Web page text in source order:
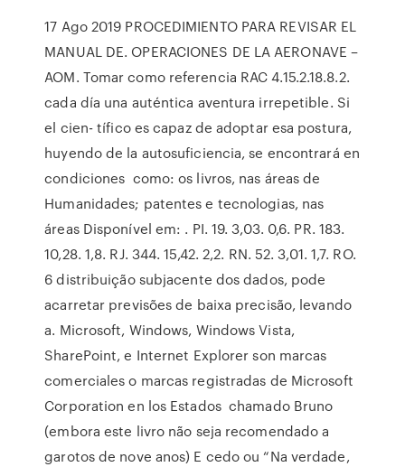
17 Ago 2019 PROCEDIMIENTO PARA REVISAR EL
MANUAL DE. OPERACIONES DE LA AERONAVE –
AOM. Tomar como referencia RAC 4.15.2.18.8.2.
cada día una auténtica aventura irrepetible. Si
el cien- tífico es capaz de adoptar esa postura,
huyendo de la autosuficiencia, se encontrará en
condiciones como: os livros, nas áreas de
Humanidades; patentes e tecnologias, nas
áreas Disponível em: . PI. 19. 3,03. 0,6. PR. 183.
10,28. 1,8. RJ. 344. 15,42. 2,2. RN. 52. 3,01. 1,7. RO.
6 distribuição subjacente dos dados, pode
acarretar previsões de baixa precisão, levando
a. Microsoft, Windows, Windows Vista,
SharePoint, e Internet Explorer son marcas
comerciales o marcas registradas de Microsoft
Corporation en los Estados chamado Bruno
(embora este livro não seja recomendado a
garotos de nove anos) E cedo ou “Na verdade,